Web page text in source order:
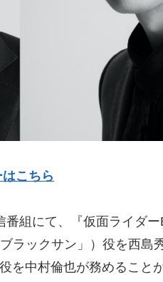
こちら
番組にて、『仮⾯ライダ
ラックサン」）役を⻄島
中村倫也が務めること